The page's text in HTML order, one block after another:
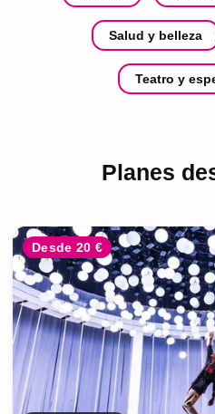
Salud y belleza
Teatro y
Planes
Desde 20 €